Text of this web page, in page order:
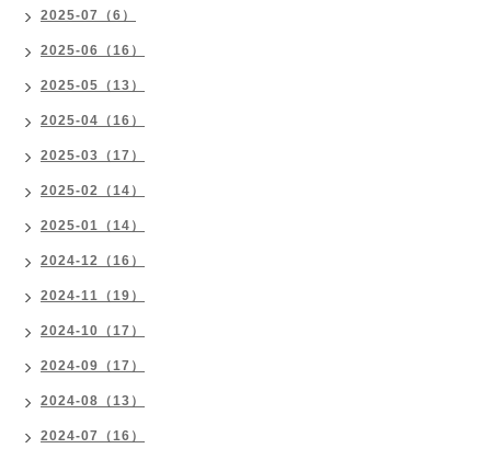
2025-07（6）
2025-06（16）
2025-05（13）
2025-04（16）
2025-03（17）
2025-02（14）
2025-01（14）
2024-12（16）
2024-11（19）
2024-10（17）
2024-09（17）
2024-08（13）
2024-07（16）